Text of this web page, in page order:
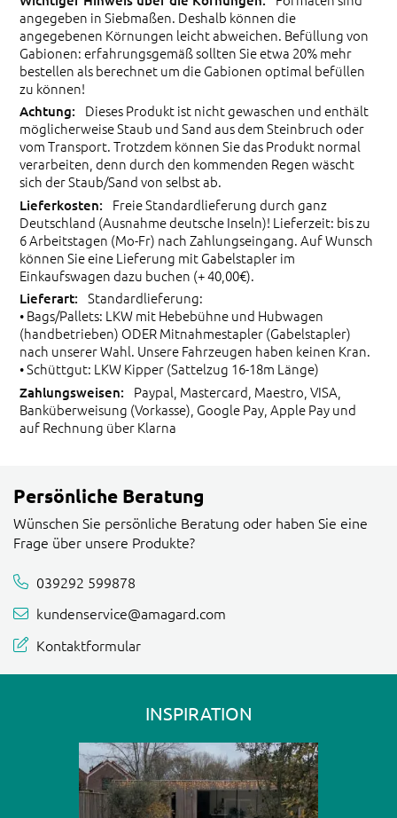
angegeben in Siebmaßen. Deshalb können die
angegebenen Körnungen leicht abweichen. Befüllung von
Gabionen: erfahrungsgemäß sollten Sie etwa 20% mehr
bestellen als berechnet um die Gabionen optimal befüllen
zu können!
Dieses Produkt ist nicht gewaschen und enthält
möglicherweise Staub und Sand aus dem Steinbruch oder
vom Transport. Trotzdem können Sie das Produkt normal
verarbeiten, denn durch den kommenden Regen wäscht
sich der Staub/Sand von selbst ab.
Freie Standardlieferung durch ganz
Deutschland (Ausnahme deutsche Inseln)! Lieferzeit: bis zu
6 Arbeitstagen (Mo-Fr) nach Zahlungseingang. Auf Wunsch
können Sie eine Lieferung mit Gabelstapler im
Einkaufswagen dazu buchen (+ 40,00€).
Standardlieferung:
• Bags/Pallets: LKW mit Hebebühne und Hubwagen
(handbetrieben) ODER Mitnahmestapler (Gabelstapler)
nach unserer Wahl. Unsere Fahrzeugen haben keinen Kran.
• Schüttgut: LKW Kipper (Sattelzug 16-18m Länge)
Paypal, Mastercard, Maestro, VISA,
Banküberweisung (Vorkasse), Google Pay, Apple Pay und
auf Rechnung über Klarna
Persönliche Beratung
Wünschen Sie persönliche Beratung oder haben Sie eine
Frage über unsere Produkte?
039292 599878
kundenservice@amagard.com
Kontaktformular
INSPIRATION